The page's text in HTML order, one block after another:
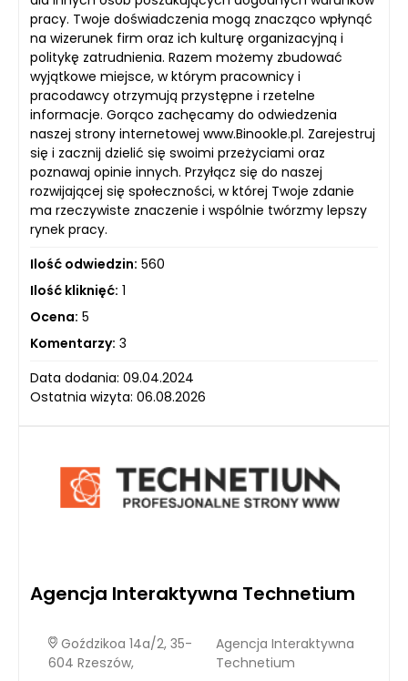
pracy. Twoje doświadczenia mogą znacząco wpłynąć
na wizerunek firm oraz ich kulturę organizacyjną i
politykę zatrudnienia. Razem możemy zbudować
wyjątkowe miejsce, w którym pracownicy i
pracodawcy otrzymują przystępne i rzetelne
informacje. Gorąco zachęcamy do odwiedzenia
naszej strony internetowej www.Binookle.pl. Zarejestruj
się i zacznij dzielić się swoimi przeżyciami oraz
poznawaj opinie innych. Przyłącz się do naszej
rozwijającej się społeczności, w której Twoje zdanie
ma rzeczywiste znaczenie i wspólnie twórzmy lepszy
rynek pracy.
Ilość odwiedzin: 560
Ilość kliknięć: 1
Ocena: 5
Komentarzy: 3
Data dodania: 09.04.2024
Ostatnia wizyta: 06.08.2026
Agencja Interaktywna Technetium
Goździkoa 14a/2, 35-
604 Rzeszów,
Agencja Interaktywna
Technetium